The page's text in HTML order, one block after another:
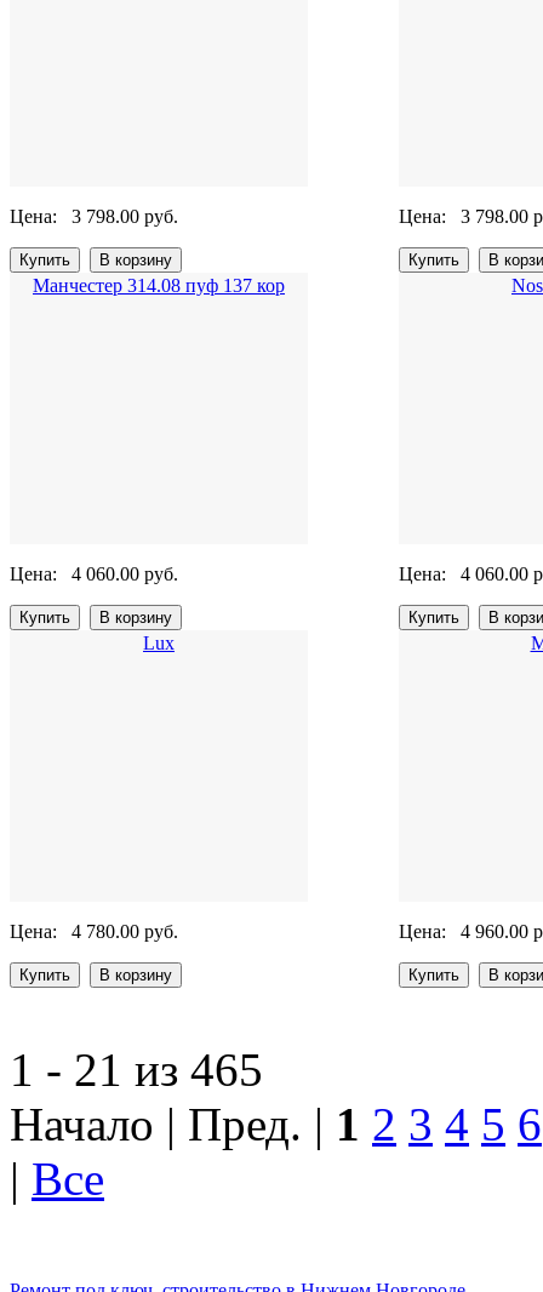
Цена: 3 798.00 руб. Цена: 3 798.00
Манчестер 314.08 пуф 137 кор
Цена: 4 060.00 руб. Цена: 4 060.00
Lux
Цена: 4 780.00 руб. Цена: 4 960.00
1 - 21 из 465
Начало | Пред. | 1 2 3 4 5 6
| Все